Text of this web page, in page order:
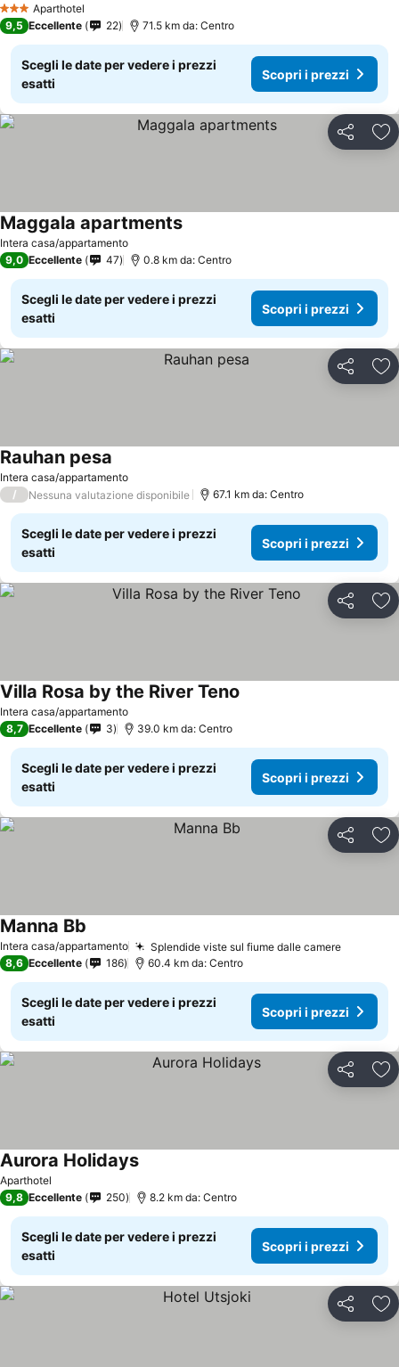
3 StelleAparthotel
9,5 Eccellente 22 71.5 km da: Centro
Scegli le date per vedere i prezzi
esatti
Scopri i prezzi
Condividi
Intera casa/appartamento
Maggala apartments
9,0 Eccellente 47 0.8 km da: Centro
Scegli le date per vedere i prezzi
esatti
Scopri i prezzi
Condividi
Intera casa/appartamento
Rauhan pesa
/ Nessuna valutazione disponibile 67.1 km da: Centro
Scegli le date per vedere i prezzi
esatti
Scopri i prezzi
Condividi
Intera casa/appartamento
Villa Rosa by the River Teno
8,7 Eccellente 3 39.0 km da: Centro
Scegli le date per vedere i prezzi
esatti
Scopri i prezzi
Condividi
Intera casa/appartamento Splendide viste sul fiume dalle camere
Manna Bb
8,6 Eccellente 186 60.4 km da: Centro
Scegli le date per vedere i prezzi
esatti
Scopri i prezzi
Condividi
Aparthotel
Aurora Holidays
9,8 Eccellente 250 8.2 km da: Centro
Scegli le date per vedere i prezzi
esatti
Scopri i prezzi
Condividi